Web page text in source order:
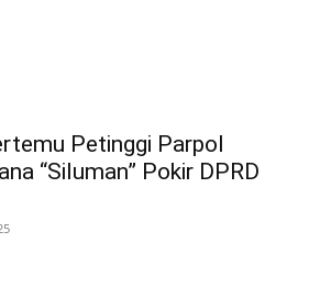
Petinggi Parpol
“Siluman” Pokir DPRD